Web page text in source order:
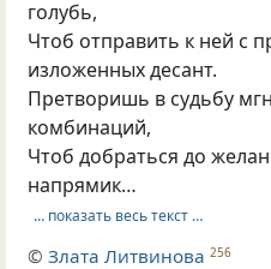
голубь,
Чтоб отправить к ней с
изложенных десант.
Претворишь в судьбу
комбинаций,
Чтоб добраться до
напрямик…
… показать весь текст …
©Злата Литвинова 256